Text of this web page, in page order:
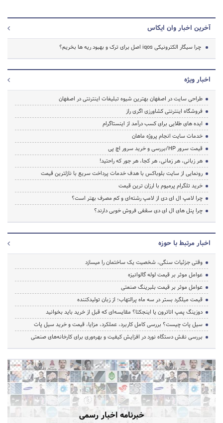
آخرین اخبار وان ایکاس
چرا سیگار الکترونیکی iqos اصل برای ترک و بهبود ریه ها بخریم؟
اخبار ویژه
طراحی سایت در اصفهان بهترین شیوه تبلیغات اینترنتی در اصفهان
فروشگاه اینترنتی کشاورزی اگری راز
ایده های طلایی برای کسب درآمد از اینستاگرام
خدمات سایت انجام پروژه ماهان
قیمت سرور HP/بررسی و خرید سرور اچ پی
هر زبانی، هر زمانی، هر کجا، هر جور که راحتید!
رونمایی از سایت بلوباکس با هدف خدمات پرداخت سریع با نازلترین قیمت
خرید تلگرام پرمیوم با ارزان ترین قیمت
چرا لامپ ال ای دی از لامپ رشته‌ای و کم مصرف بهتر است؟
چرا پنل های ال ای دی سقفی فروش خوبی دارند؟
اخبار مرتبط با حوزه
وقتی جزئیات سنگی، شخصیت یک ساختمان را میسازد
عوامل موثر بر قیمت لوله گالوانیزه
عوامل موثر بر قیمت بلبرینگ صنعتی
قیمت میلگرد بستر در سه ماه پرالتهاب؛ از زبان تولیدکننده
دوزینگ پمپ اتاترون یا اینجکتا؟ مقایسه‌ای که قبل از خرید باید بخوانید
سیل پات چیست؟ بررسی کامل کاربرد، عملکرد، مزایا، قیمت و خرید سیل پات
بررسی نقش دستگاه نورد در افزایش کیفیت و بهره‌وری برای کارخانه‌های صنعتی
خبرنامه اخبار رسمی